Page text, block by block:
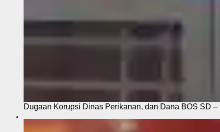
Dugaan Korupsi Dinas Perikanan, dan Dana BOS SD